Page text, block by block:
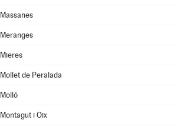
Massanes
Meranges
Mieres
Mollet de Peralada
Molló
Montagut i Oix